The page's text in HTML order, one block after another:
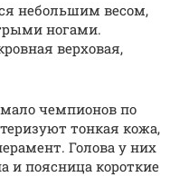
небольшим весом,
ногами.
верховая,
чемпионов по
тонкая кожа,
Голова у них
и поясница короткие